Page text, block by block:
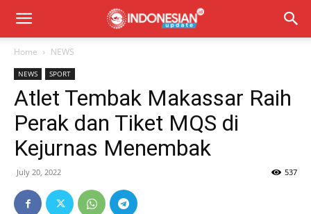
Home NEWS
NEWS SPORT
Atlet Tembak Makassar Raih
Perak dan Tiket MQS di
Kejurnas Menembak
July 20, 2022 537